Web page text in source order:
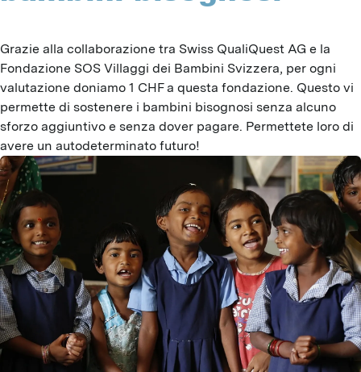
Grazie alla collaborazione tra Swiss QualiQuest AG e la
Fondazione SOS Villaggi dei Bambini Svizzera, per ogni
valutazione doniamo 1 CHF a questa fondazione. Questo vi
permette di sostenere i bambini bisognosi senza alcuno
sforzo aggiuntivo e senza dover pagare. Permettete loro di
avere un autodeterminato futuro!